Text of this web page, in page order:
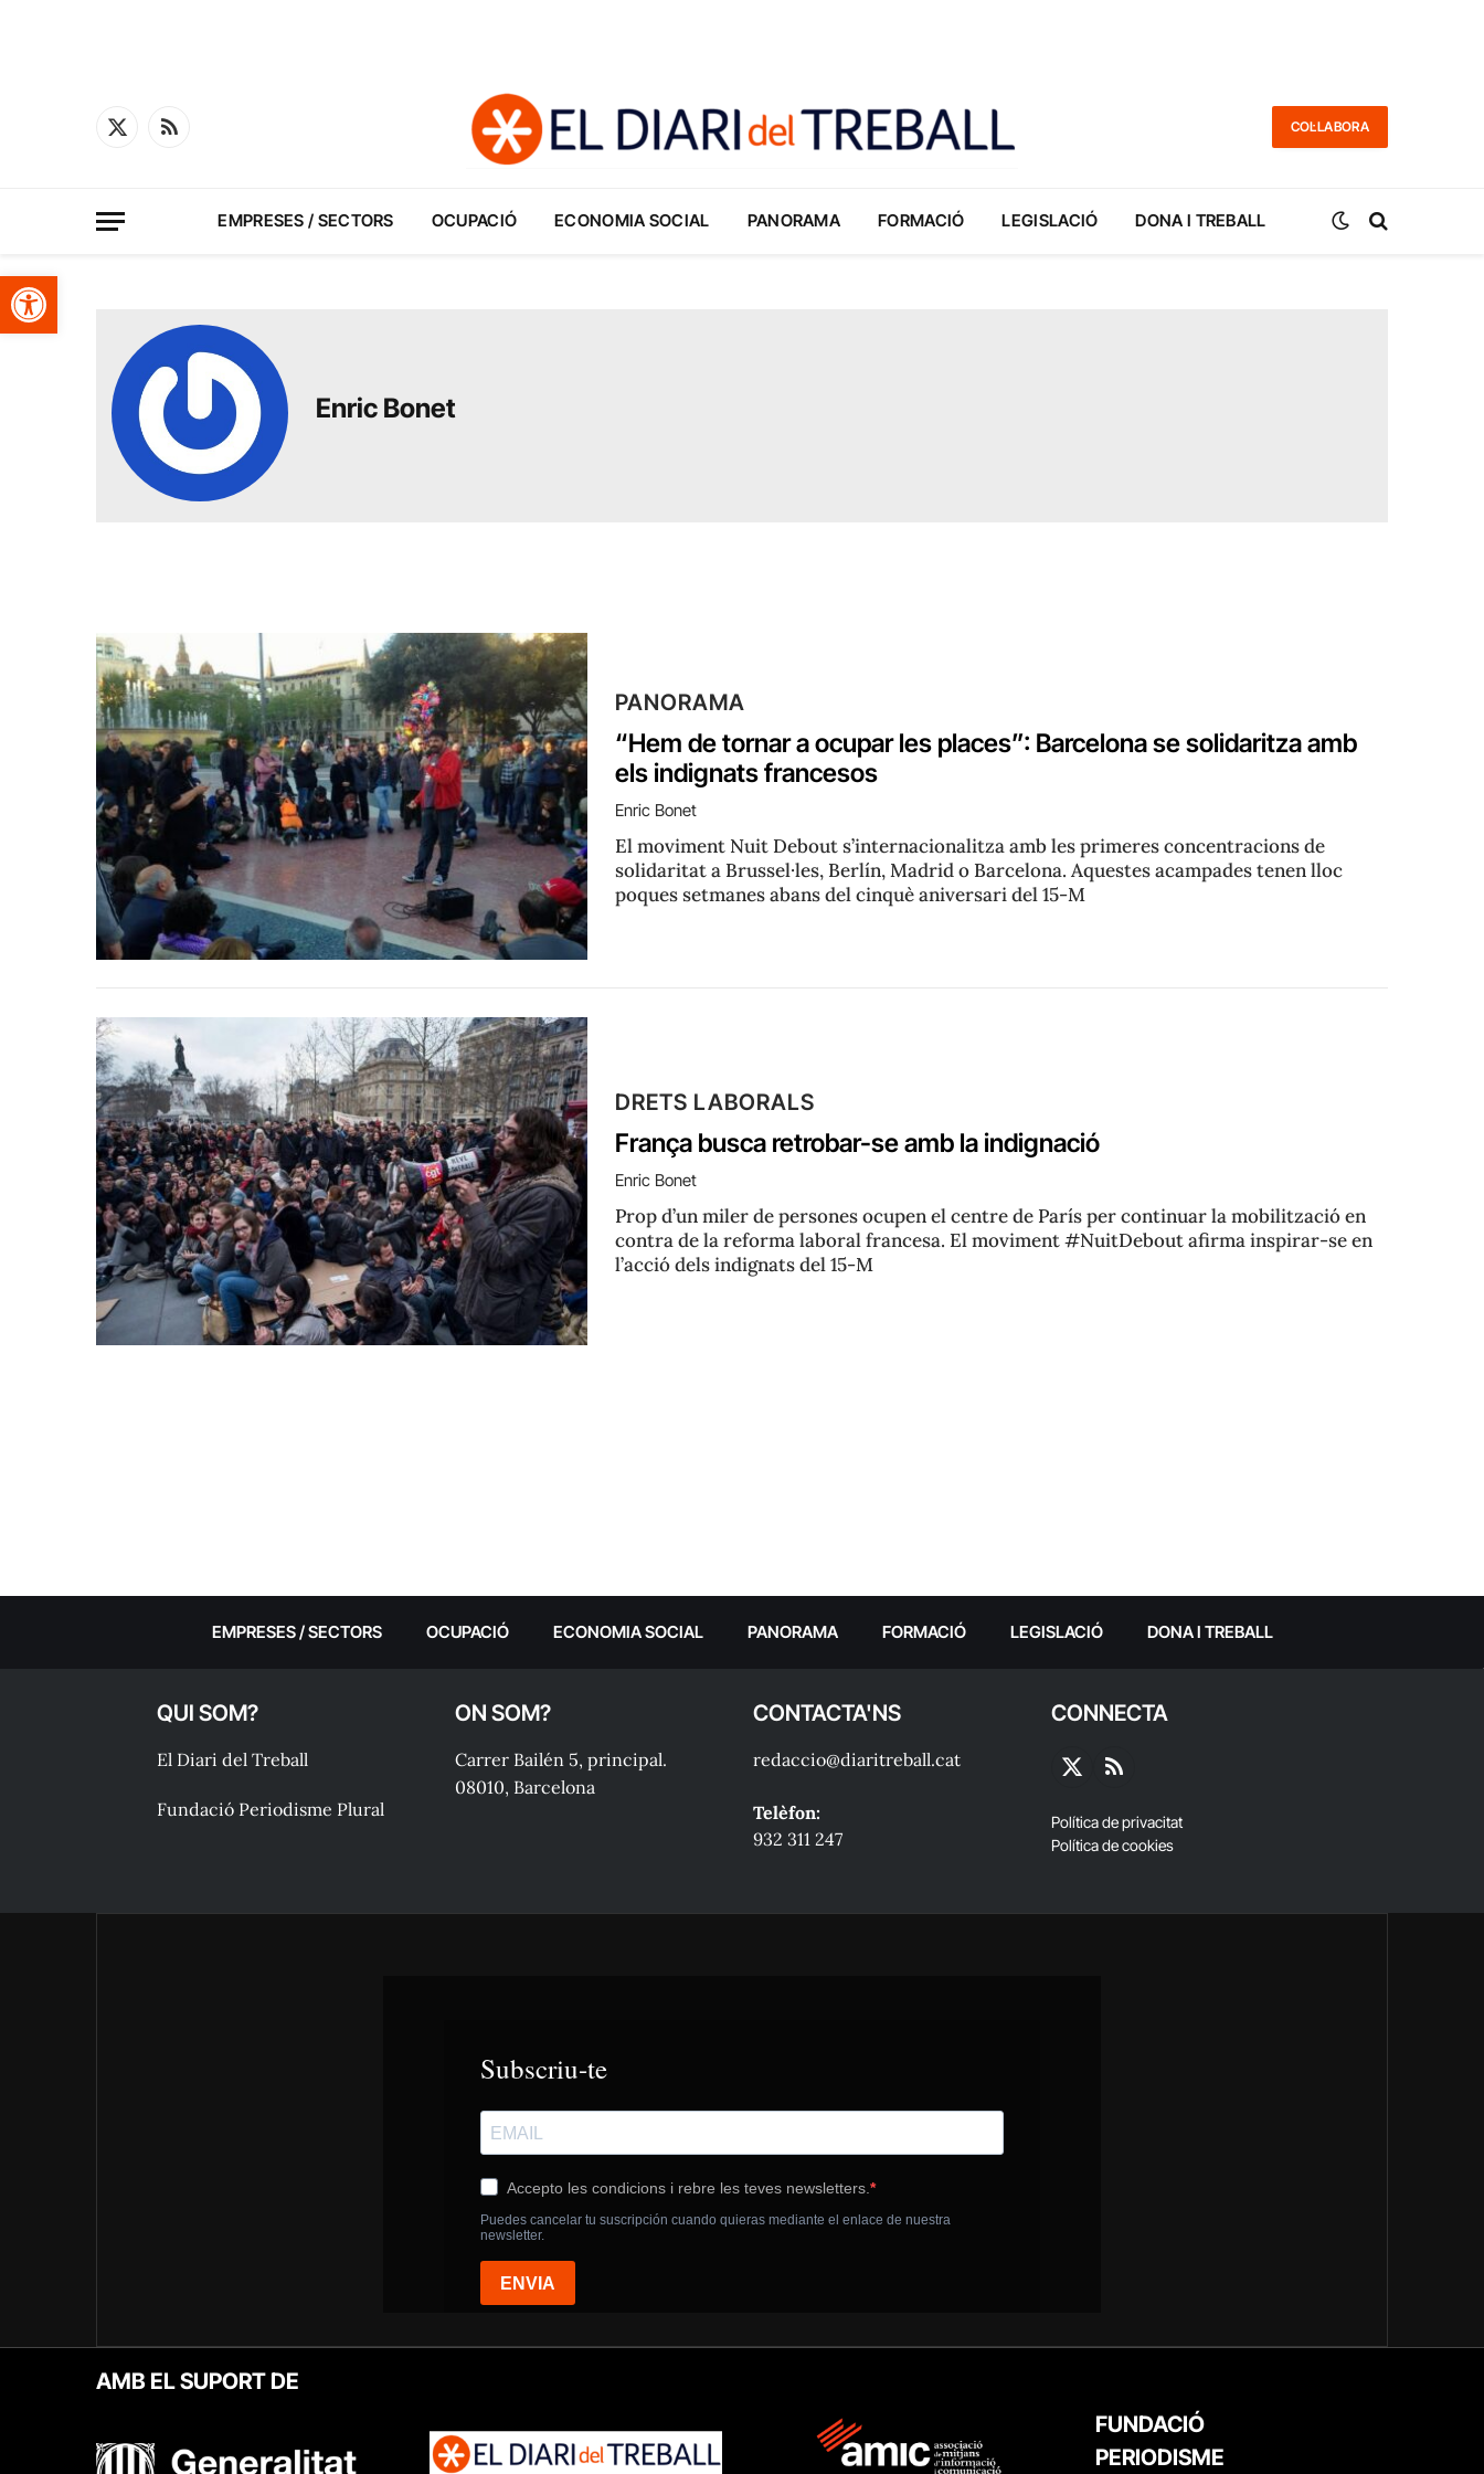
Obre la barra d'eines
X
RSS
COL·LABORA
EMPRESES / SECTORS OCUPACIÓ ECONOMIA SOCIAL PANORAMA FORMACIÓ LEGISLACIÓ DONA I TREBALL
Enric Bonet
PANORAMA
“Hem de tornar a ocupar les places”: Barcelona se solidaritza amb
els indignats francesos
Enric Bonet
El moviment Nuit Debout s’internacionalitza amb les primeres concentracions de
solidaritat a Brussel·les, Berlín, Madrid o Barcelona. Aquestes acampades tenen lloc
poques setmanes abans del cinquè aniversari del 15-M
DRETS LABORALS
França busca retrobar-se amb la indignació
Enric Bonet
Prop d’un miler de persones ocupen el centre de París per continuar la mobilització en
contra de la reforma laboral francesa. El moviment #NuitDebout afirma inspirar-se en
l’acció dels indignats del 15-M
EMPRESES / SECTORS OCUPACIÓ ECONOMIA SOCIAL PANORAMA FORMACIÓ LEGISLACIÓ DONA I TREBALL
QUI SOM?
El Diari del Treball
Fundació Periodisme Plural
ON SOM?
Carrer Bailén 5, principal.
08010, Barcelona
CONTACTA'NS
redaccio@diaritreball.cat
Telèfon:
932 311 247
CONNECTA
X
RSS
Política de privacitat
Política de cookies
AMB EL SUPORT DE
FUNDACIÓ
PERIODISME